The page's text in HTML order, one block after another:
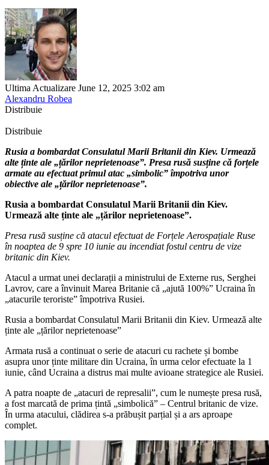
Ultima Actualizare June 12, 2025 3:02 am
Alexandru Robea
Distribuie
Distribuie
Rusia a bombardat Consulatul Marii Britanii din Kiev. Urmează
alte ținte ale „țărilor neprietenoase”. Presa rusă susține că forțele
armate au efectuat primul atac „simbolic” împotriva unor
obiective ale „țărilor neprietenoase”.
Rusia a bombardat Consulatul Marii Britanii din Kiev.
Urmează alte ținte ale „țărilor neprietenoase”.
Presa rusă susține că atacul efectuat de Forțele Aerospațiale Ruse
în noaptea de 9 spre 10 iunie au incendiat fostul centru de vize
britanic din Kiev.
Atacul a urmat unei declarații a ministrului de Externe rus, Serghei
Lavrov, care a învinuit Marea Britanie că „ajută 100%” Ucraina în
„atacurile teroriste” împotriva Rusiei.
Rusia a bombardat Consulatul Marii Britanii din Kiev. Urmează alte
ținte ale „țărilor neprietenoase”
Armata rusă a continuat o serie de atacuri cu rachete și bombe
asupra unor ținte militare din Ucraina, în urma celor efectuate la 1
iunie, când Ucraina a distrus mai multe avioane strategice ale Rusiei.
A patra noapte de „atacuri de represalii”, cum le numește presa rusă,
a fost marcată de prima țintă „simbolică” – Centrul britanic de vize.
În urma atacului, clădirea s-a prăbușit parțial și a ars aproape
complet.